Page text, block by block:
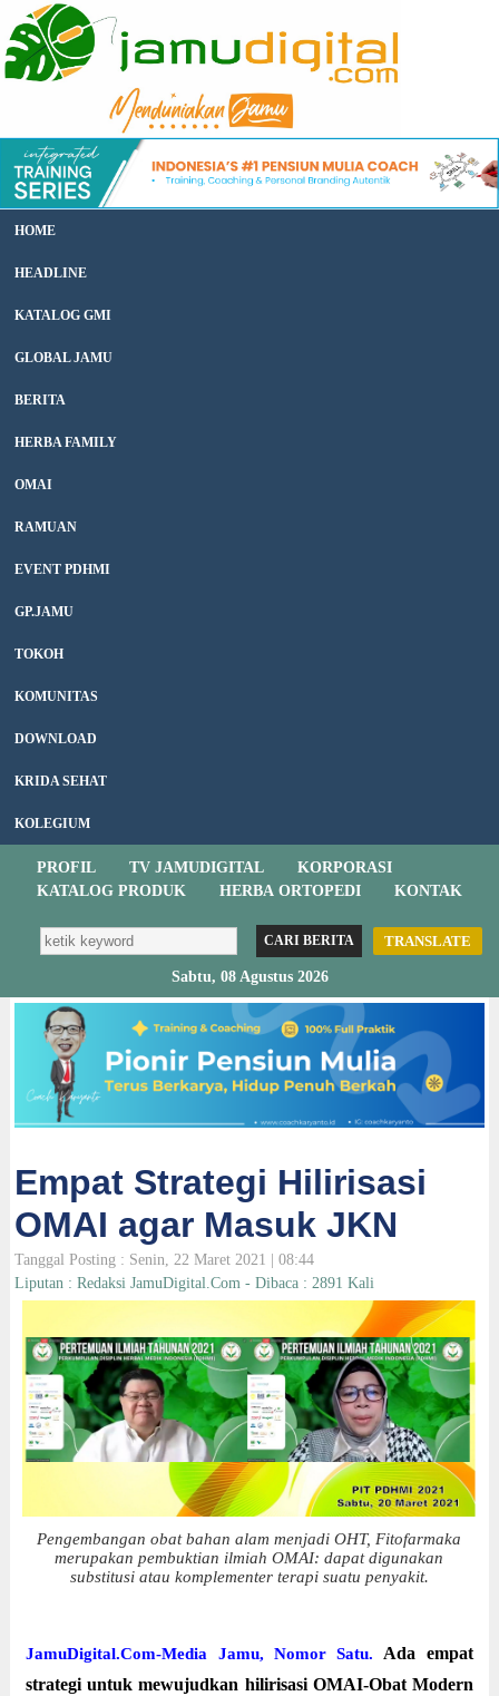
HOME
HEADLINE
KATALOG GMI
GLOBAL JAMU
BERITA
HERBA FAMILY
OMAI
RAMUAN
EVENT PDHMI
GP.JAMU
TOKOH
KOMUNITAS
DOWNLOAD
KRIDA SEHAT
KOLEGIUM
PROFIL TV JAMUDIGITAL
KORPORASI
KATALOG PRODUK
HERBA ORTOPEDI KONTAK
TRANSLATE
Sabtu, 08 Agustus 2026
Empat Strategi Hilirisasi
OMAI agar Masuk JKN
Tanggal Posting : Senin, 22 Maret 2021 | 08:44
Liputan : Redaksi JamuDigital.Com - Dibaca : 2891 Kali
Pengembangan obat bahan alam menjadi OHT, Fitofarmaka
merupakan pembuktian ilmiah OMAI: dapat digunakan
substitusi atau komplementer terapi suatu penyakit.
JamuDigital.Com-Media Jamu, Nomor Satu.
Ada empat
strategi untuk mewujudkan hilirisasi OMAI-Obat Modern